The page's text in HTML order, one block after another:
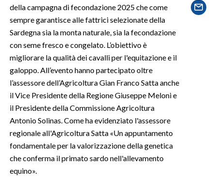
SARDEGNA TURISMO
SARDI NEL MONDO
NOTIZIE
EVENTI
#CARAUNIONE
3 MINUTI CON
INSULARITÀ
INFO AZIENDE
ABBONATI
della campagna di fecondazione 2025 che come
sempre garantisce alle fattrici selezionate della
Sardegna sia la monta naturale, sia la fecondazione
con seme fresco e congelato. L’obiettivo è
migliorare la qualità dei cavalli per l'equitazione e il
galoppo. All’evento hanno partecipato oltre
l’assessore dell’Agricoltura Gian Franco Satta anche
il Vice Presidente della Regione Giuseppe Meloni e
il Presidente della Commissione Agricoltura
Antonio Solinas. Come ha evidenziato l'assessore
regionale all'Agricoltura Satta «Un appuntamento
fondamentale per la valorizzazione della genetica
che conferma il primato sardo nell'allevamento
equino».